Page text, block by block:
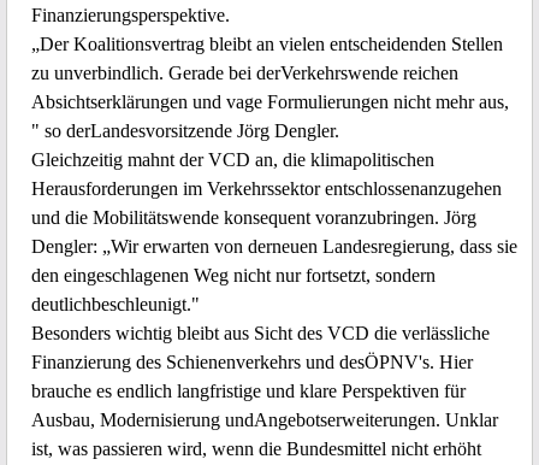
Finanzierungsperspektive.
„Der Koalitionsvertrag bleibt an vielen entscheidenden Stellen
zu unverbindlich. Gerade bei derVerkehrswende reichen
Absichtserklärungen und vage Formulierungen nicht mehr aus,
" so derLandesvorsitzende Jörg Dengler.
Gleichzeitig mahnt der VCD an, die klimapolitischen
Herausforderungen im Verkehrssektor entschlossenanzugehen
und die Mobilitätswende konsequent voranzubringen. Jörg
Dengler: „Wir erwarten von derneuen Landesregierung, dass sie
den eingeschlagenen Weg nicht nur fortsetzt, sondern
deutlichbeschleunigt."
Besonders wichtig bleibt aus Sicht des VCD die verlässliche
Finanzierung des Schienenverkehrs und desÖPNV's. Hier
brauche es endlich langfristige und klare Perspektiven für
Ausbau, Modernisierung undAngebotserweiterungen. Unklar
ist, was passieren wird, wenn die Bundesmittel nicht erhöht